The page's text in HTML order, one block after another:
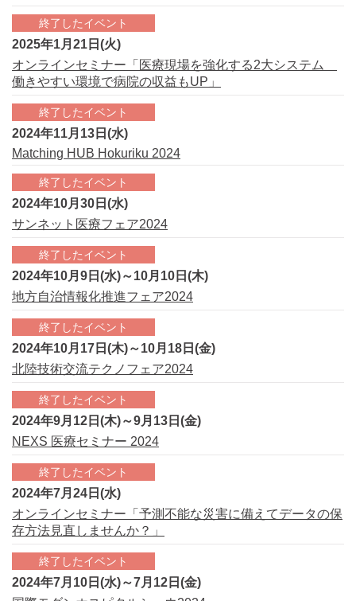
終了したイベント
2025年1月21日(火)
オンラインセミナー「医療現場を強化する2大システム
働きやすい環境で病院の収益もUP」
終了したイベント
2024年11月13日(水)
Matching HUB Hokuriku 2024
終了したイベント
2024年10月30日(水)
サンネット医療フェア2024
終了したイベント
2024年10月9日(水)～10月10日(木)
地方自治情報化推進フェア2024
終了したイベント
2024年10月17日(木)～10月18日(金)
北陸技術交流テクノフェア2024
終了したイベント
2024年9月12日(木)～9月13日(金)
NEXS 医療セミナー 2024
終了したイベント
2024年7月24日(水)
オンラインセミナー「予測不能な災害に備えてデータの保
存方法見直しませんか？」
終了したイベント
2024年7月10日(水)～7月12日(金)